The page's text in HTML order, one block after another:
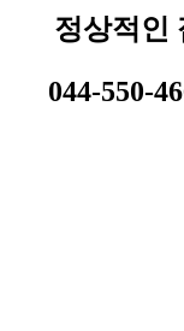
정상적인
044-550-